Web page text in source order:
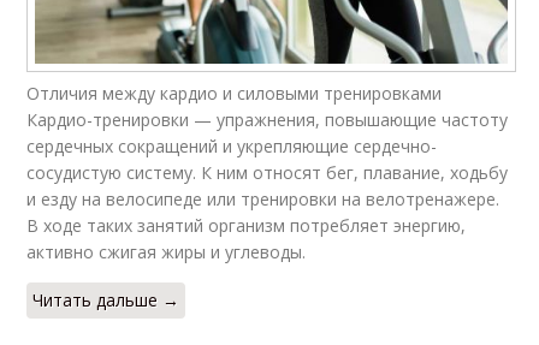
Отличия между кардио и силовыми тренировками
Кардио-тренировки — упражнения, повышающие частоту
сердечных сокращений и укрепляющие сердечно-
сосудистую систему. К ним относят бег, плавание, ходьбу
и езду на велосипеде или тренировки на велотренажере.
В ходе таких занятий организм потребляет энергию,
активно сжигая жиры и углеводы.
Читать дальше →